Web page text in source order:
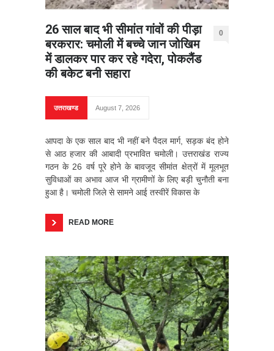
26 साल बाद भी सीमांत गांवों की पीड़ा
बरकरार: चमोली में बच्चे जान जोखिम
में डालकर पार कर रहे गदेरा, पोकलैंड
की बकेट बनी सहारा
0
उत्तराखण्ड August 7, 2026
आपदा के एक साल बाद भी नहीं बने पैदल मार्ग, सड़क बंद होने
से आठ हजार की आबादी प्रभावित चमोली। उत्तराखंड राज्य
गठन के 26 वर्ष पूरे होने के बावजूद सीमांत क्षेत्रों में मूलभूत
सुविधाओं का अभाव आज भी ग्रामीणों के लिए बड़ी चुनौती बना
हुआ है। चमोली जिले से सामने आई तस्वीरें विकास के
READ MORE